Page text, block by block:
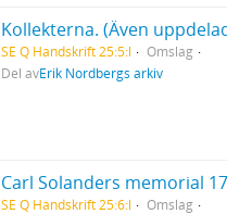
SE Q Handskrift 25:5:l
Omslag
Del avErik Nordbergs arkiv
SE Q Handskrift 25:6:l
Omslag